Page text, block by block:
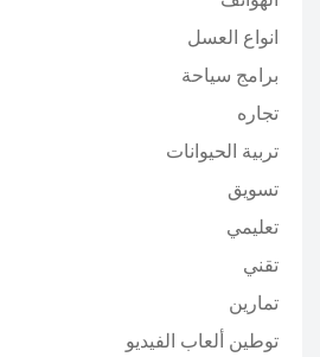
انواع العسل
برامج سياحة
تجاره
تربية الحيوانات
تسويق
تعليمي
تقني
تمارين
توطين ألعاب الفيديو